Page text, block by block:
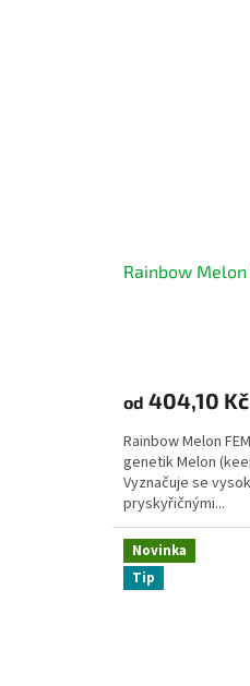
Rainbow Melon
od 404,10 Kč
Rainbow Melon
genetik Melon
Vyznačuje se
pryskyřičnými...
Novinka
Tip